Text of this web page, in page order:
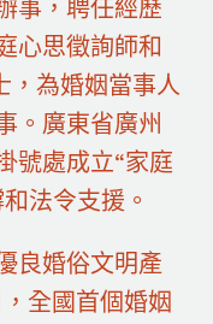
事，聘任經歷
心思徵詢師和
為婚姻當事人
。廣東省廣州
號處成立“家庭
法令支援。
良婚俗文明產
全國首個婚姻